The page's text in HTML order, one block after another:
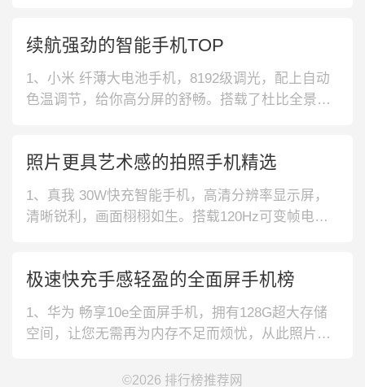
能自动切换网络，给你更流畅的网络，能随时获得
最新资讯，还搭载了多功能NFC，出行不用带各种
卡更方便。3、华为 视频
续航强劲的智能手机TOP
1、小米 纤薄大电池手机，8192级调光，配上自动
色温调节，给你高分屏的舒畅。搭载了杜比全景
流畅的画面，娱乐体验感更佳。支持双卡双5G待
机，保证网速时刻稳定流畅。3、OPPO 大电池5G
手机，搭载4
照片更具艺术感的拍照手机精选
1、真我 30W快充智能手机，高清分辨率显示屏，
清晰锐利，画面栩栩如生。搭载120Hz可变帧电竞
明暗鲜明有度，光下准确捕捉色彩细节。67万高跑
分旗舰芯片，八核旗舰芯片，6nm 先进制程高跑
分，运行流畅。3、
极速快充手感轻盈的全面屏手机榜
1、华为 畅享10e全面屏手机，拥有128G超大存储
空间，让您无需再为内存不足而烦忧，从此照片随
加分。2、小米8A 人脸解锁手机，拥有5000毫安大
©2026 排行榜推荐网